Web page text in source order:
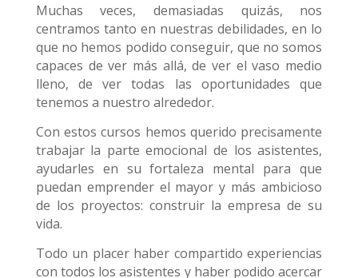
Muchas veces, demasiadas quizás, nos
centramos tanto en nuestras debilidades, en lo
que no hemos podido conseguir, que no somos
capaces de ver más allá, de ver el vaso medio
lleno, de ver todas las oportunidades que
tenemos a nuestro alrededor.
Con estos cursos hemos querido precisamente
trabajar la parte emocional de los asistentes,
ayudarles en su fortaleza mental para que
puedan emprender el mayor y más ambicioso
de los proyectos: construir la empresa de su
vida.
Todo un placer haber compartido experiencias
con todos los asistentes y haber podido acercar